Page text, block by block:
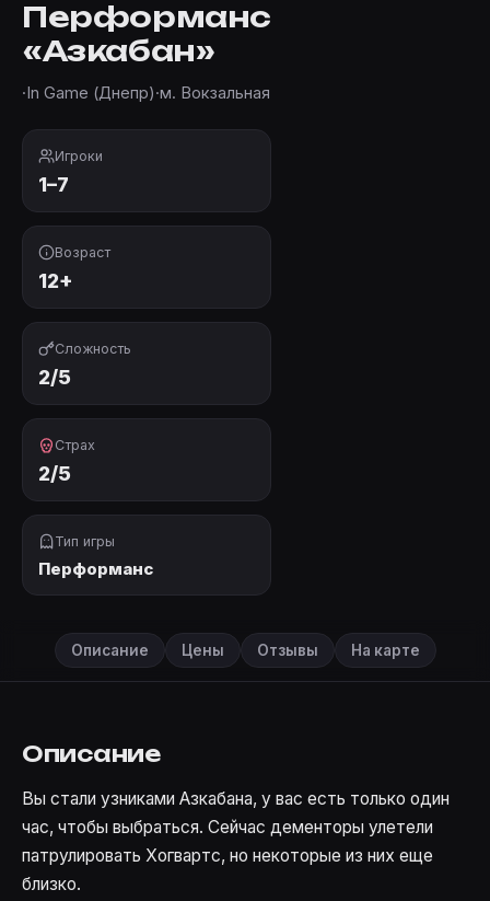
Перформанс
«Азкабан»
·In Game (Днепр)·м. Вокзальная
Игроки
1–7
Возраст
12+
Сложность
2/5
Страх
2/5
Тип игры
Перформанс
Описание Цены Отзывы На карте
Описание
Вы стали узниками Азкабана, у вас есть только один
час, чтобы выбраться. Сейчас дементоры улетели
патрулировать Хогвартс, но некоторые из них еще
близко.